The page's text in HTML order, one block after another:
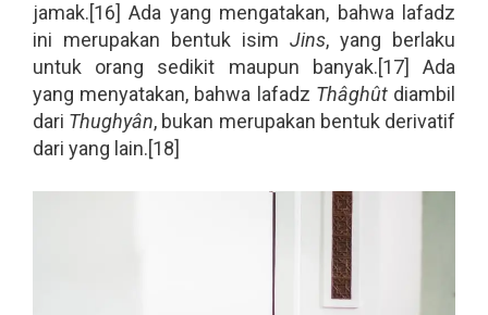
jamak.[16] Ada yang mengatakan, bahwa lafadz
ini merupakan bentuk isim Jins, yang berlaku
untuk orang sedikit maupun banyak.[17] Ada
yang menyatakan, bahwa lafadz Thâghût diambil
dari Thughyân, bukan merupakan bentuk derivatif
dari yang lain.[18]